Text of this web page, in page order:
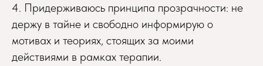
4. Придерживаюсь принципа прозрачности: не
держу в тайне и свободно информирую о
мотивах и теориях, стоящих за моими
действиями в рамках терапии.